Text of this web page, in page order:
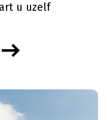
u uzelf